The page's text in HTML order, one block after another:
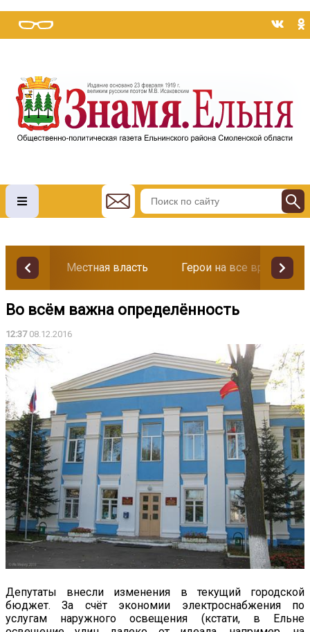
Местная власть Герои на все времена
Во всём важна определённость
12:3708.12.2016
Депутаты внесли изменения в текущий городской
бюджет. За счёт экономии электроснабжения по
услугам наружного освещения (кстати, в Ельне